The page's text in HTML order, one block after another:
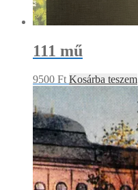
111 mű
9500 Ft Kosárba teszem